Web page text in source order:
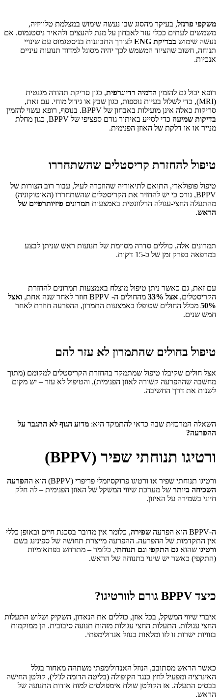
משקפי פרנזל, בעיקר מהסוג שבו נעשה שימוש במצלמת טלוויזיה,
משמשים לעתים ככלי עזר לאבחון על מנת להעצים ולהאיר ניסטגמוס. אם
נעשה שימוש בבדיקת ENG
לצורך התבוננות בניסטגמוס עם שינויי
תנוחה, חשוב שהציוד המשמש לכך יהיה מסוגל למדוד תנועות עיניים
אנכיות.
רופא יכול גם להזמין הדמיה רדיוגרפית, כגון סריקת תהודה מגנטית
(MRI), כדי לשלול בעיות נוספות, כגון שבץ או גידול מוחי. עם זאת,
סריקות כאלה אינן מועילות באבחון של BPPV. בנוסף, רופא עשוי להזמין
בדיקות שמיעה
כדי לסייע באיתור גורם ספציפי של BPPV, כגון מחלת
מנייר או או דלקת של האוזן הפנימית.
טיפול להחזרת קריסטלים שהשתחררו
טיפול פופולארי, התואם לתיאוריה שהוזכרה לעיל, עבור רוב הצורות של
BPPV, גורס כי יש להחזיר את הקריסטלים שהשתחררו (האוטוקוניה)
מהתעלה החצי-עגולה הרלוונטית באמצעות תמרונים פיזיותרפיים של
הראש.
תמרונים אלה, כוללים סדרה מסוימת של תנועות ראש שניתן לבצע
במרפאה בפרק זמן של כ-15 דקות.
עם זאת, גם כאשר ניתן טיפול מוצלח באמצעות תמרונים להחזרת
הקריסטלים, אצל 33% מהחולים ה- BPPV חוזר לאחר שנה אחת,
ואצל
50% מכלל החולים שטופלו באמצעות התמרון, ההפרעה חוזרת לאחר
חמש שנים.
טיפול בחולים שהתמרון לא עזר להם
אצל חולים שקיבלו טיפול שמתמקד בהחזרת הקריסטלים למקומם (מתוך
מחשבה שההפרעה קשורה לאוזן הפנימית), והטיפול לא עזר – יש מקום
לשנות את דרך החשיבה.
השאלה המרכזית שבה כדאי להתמקד היא: מדוע הגוף לא התגבר על
ההפרעה?
ורטיגו תנוחתי שפיר (BPPV)
ורטיגו תנוחתי שפיר או ורטיגו פרוקסיזמלי פריפרי (BPPV) הוא ה
הפרעה
השכיחה ביותר של מערכת שיווי המשקל של האוזן הפנימית – לה חלק
חיוני בשמירה על האיזון.
ה-BPPV הוא הפרעה שפירה, כלומר אין מדובר בסכנת חיים ובאופן כללי
אין התקדמות של ההפרעה. ההפרעה מייצרת תחושה של ספינינג בשם
ורטיגו שהוא גם התקפי וגם תנוחתי, כלומר – מתרחש בפתאומיות
(התקפי) כאשר יש שינוי בתנוחה של הראש.
כיצד BPPV גורם לוורטיגו?
איברי שיווי המשקל, בכל אוזן, כוללים את הנאדון, השקיק ושלוש התעלות
החצי עגולות. התעלות החצי עגולות מזהות תנועה סיבובית. הן ממוקמות
בזוויות ישרות זו לזו ומלאות בנוזל אנדולימפתי.
כאשר הראש מסתובב, הנוזל האנדולימפתי משתהה מאחור בגלל
האינרציה ומפעיל לחץ כנגד הקופולה (בליטה הדומה לג'לי), קולטן החישה
בבסיס התעלה. אז הקולטן שולח אימפולסים למוח אודות התנועה של
הראש.